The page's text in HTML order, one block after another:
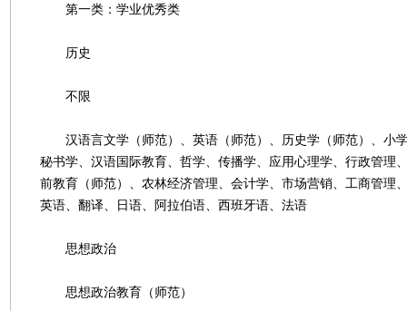
第一类：学业优秀类
历史
不限
汉语言文学（师范）、英语（师范）、历史学（师范）、小
秘书学、汉语国际教育、哲学、传播学、应用心理学、行政管理
前教育（师范）、农林经济管理、会计学、市场营销、工商管理
英语、翻译、日语、阿拉伯语、西班牙语、法语
思想政治
思想政治教育（师范）